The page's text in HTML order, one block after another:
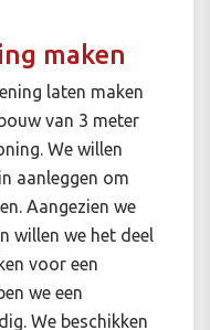
maken
laten maken
van 3 meter
We willen
aanleggen om
Aangezien we
willen we het deel
voor een
we een
We beschikken